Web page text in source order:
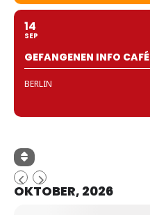
14
SEP
GEFANGENEN INFO CAFÉ
BERLIN
OKTOBER, 2026